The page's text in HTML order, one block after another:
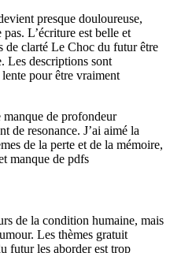
presque douloureuse,
L’écriture est belle et
de clarté Le Choc du futur être
Les descriptions sont
pour être vraiment
de profondeur
de resonance. J’ai aimé la
de la perte et de la mémoire,
manque de pdfs
de la condition humaine, mais
Les thèmes gratuit
futur les aborder est trop